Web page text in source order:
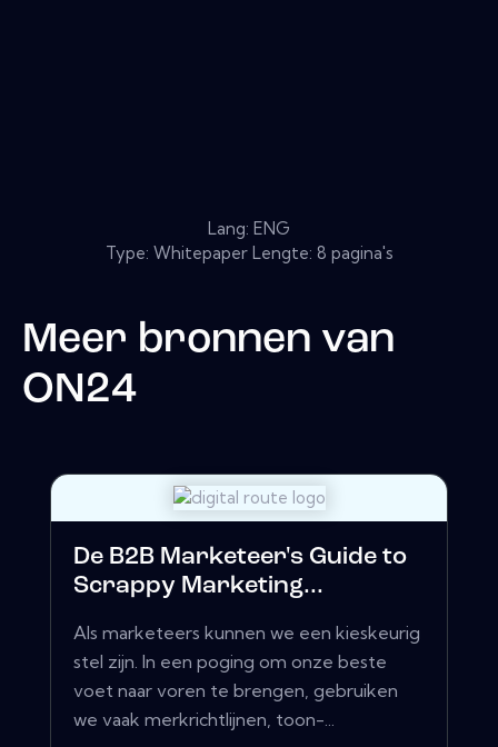
Lang: ENG
Type: Whitepaper Lengte: 8 pagina's
Meer bronnen van
ON24
De B2B Marketeer's Guide to
Scrappy Marketing...
Als marketeers kunnen we een kieskeurig
stel zijn. In een poging om onze beste
voet naar voren te brengen, gebruiken
we vaak merkrichtlijnen, toon-...